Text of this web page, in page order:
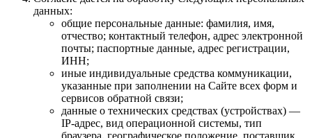
данных:
общие персональные данные: фамилия, имя,
отчество; контактный телефон, адрес электронной
почты; паспортные данные, адрес регистрации,
ИНН;
иные индивидуальные средства коммуникации,
указанные при заполнении на Сайте всех форм и
сервисов обратной связи;
данные о технических средствах (устройствах) —
IP-адрес, вид операционной системы, тип
браузера, географическое положение, поставщик